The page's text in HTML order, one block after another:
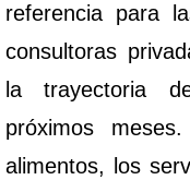
referencia para
consultoras
la trayectoria
próximos
alimentos, los